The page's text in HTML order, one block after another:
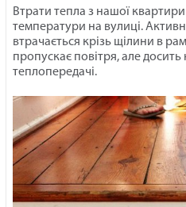
Втрати тепла з нашої
температури на вулиці.
втрачається крізь щілини в
пропускає повітря, але
теплопередачі.